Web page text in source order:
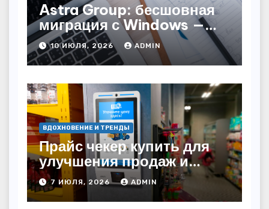
Astra Group: бесшовная
миграция с Windows —
как сохранить бизнес-
непрерывность
10 ИЮЛЯ, 2026 ADMIN
ВДОХНОВЕНИЕ И ТРЕНДЫ
Прайс чекер купить для
улучшения продаж и
автоматизации
7 ИЮЛЯ, 2026 ADMIN